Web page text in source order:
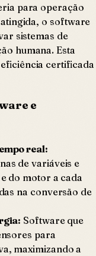
para operação
o software
sistemas de
humana. Esta
certificada
e
real:
de variáveis e
do motor a cada
na conversão de
Software que
para
maximizando a